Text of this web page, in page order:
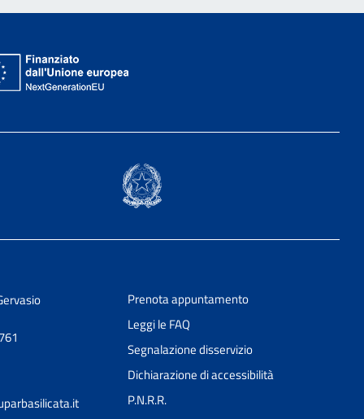
Prenota appuntamento
Leggi le FAQ
Segnalazione disservizio
Dichiarazione di accessibilità
P.N.R.R.